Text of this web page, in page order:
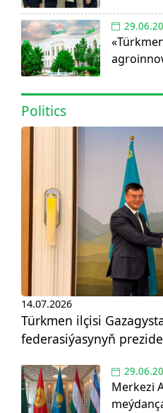
Politics
14.07.2026
Türkmen ilçisi
federasiýasynyň
Merkezi